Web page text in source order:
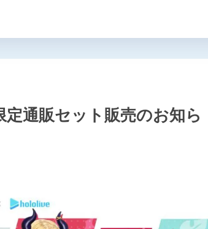
通販セット販売のお知ら